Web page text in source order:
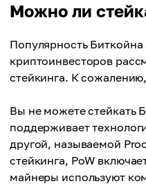
Можно ли
Популярность Биткойна
криптоинвесторов
стейкинга. К
Вы не можете стейкать
поддерживает
другой, называемой
стейкинга, PoW
майнеры используют